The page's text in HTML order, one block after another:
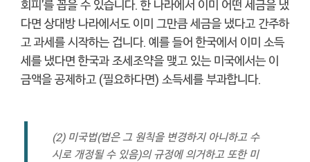
회피'를 꼽을 수 있습니다. 한 나라에서 이미 어떤 세금을 냈
다면 상대방 나라에서도 이미 그만큼 세금을 냈다고 간주하
고 과세를 시작하는 겁니다. 예를 들어 한국에서 이미 소득
세를 냈다면 한국과 조세조약을 맺고 있는 미국에서는 이
금액을 공제하고 (필요하다면) 소득세를 부과합니다.
(2) 미국법(법은 그 원칙을 변경하지 아니하고 수
시로 개정될 수 있음)의 규정에 의거하고 또한 미